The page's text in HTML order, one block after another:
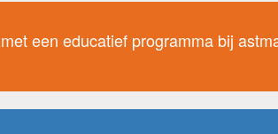
een educatief programma bij